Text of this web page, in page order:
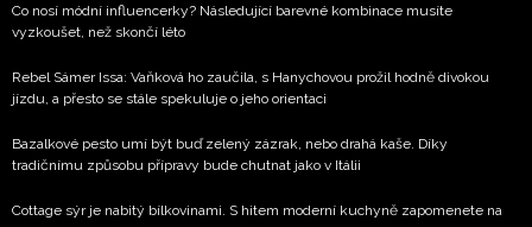
Co nosí módní influencerky? Následující barevné kombinace musíte
vyzkoušet, než skončí léto
Rebel Sámer Issa: Vaňková ho zaučila, s Hanychovou prožil hodně divokou
jízdu, a přesto se stále spekuluje o jeho orientaci
Bazalkové pesto umí být buď zelený zázrak, nebo drahá kaše. Díky
tradičnímu způsobu přípravy bude chutnat jako v Itálii
Cottage sýr je nabitý bílkovinami. S hitem moderní kuchyně zapomenete na